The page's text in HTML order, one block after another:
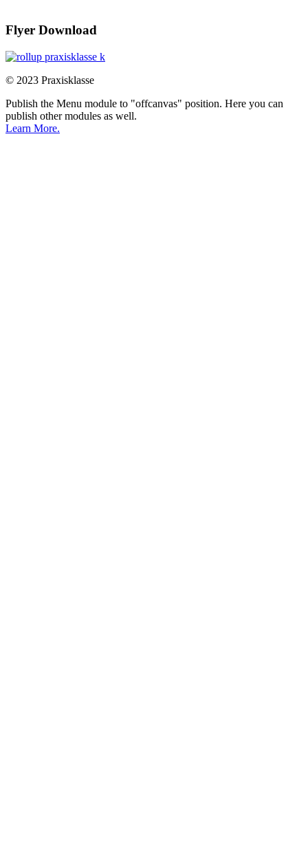
Flyer Download
© 2023 Praxisklasse
Publish the Menu module to "offcanvas" position. Here you can
publish other modules as well.
Learn More.